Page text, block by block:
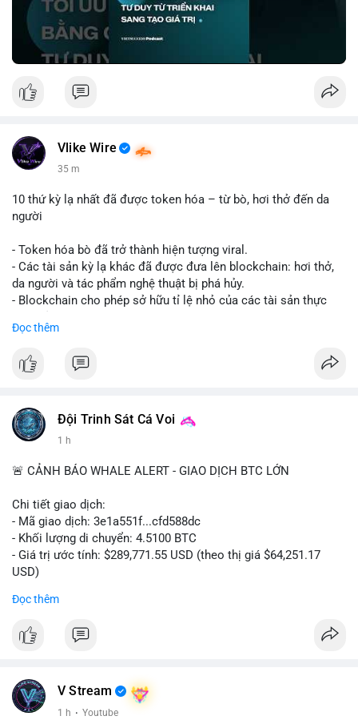
Nguồn: VIETSUCCESS
Vlike Wire
35 m
10 thứ kỳ lạ nhất đã được token hóa – từ bò, hơi thở đến da
người
- Token hóa bò đã trở thành hiện tượng viral.
- Các tài sản kỳ lạ khác đã được đưa lên blockchain: hơi thở,
da người và tác phẩm nghệ thuật bị phá hủy.
- Blockchain cho phép sở hữu tỉ lệ nhỏ của các tài sản thực
- Câu hỏi về pháp lý, đạo đức và bảo mật đang được đặt ra.
bất thường.
$btc $eth
#vlikevn #titanbot
📰 Nguồn: Cointelegraph
Đọc thêm
Đội Trinh Sát Cá Voi
1 h
🚨 CẢNH BÁO WHALE ALERT - GIAO DỊCH BTC LỚN
Chi tiết giao dịch:
- Mã giao dịch: 3e1a551f...cfd588dc
- Khối lượng di chuyển: 4.5100 BTC
- Giá trị ước tính: $289,771.55 USD (theo thị giá $64,251.17
USD)
Giao dịch 4.51 BTC trị giá gần 290 nghìn USD được phát hiện
đang tái cơ cấu danh mục, không phải áp lực bán khẩn cấp.
Nếu dòng tiền hướng về ví lạnh hoặc ví tích lũy, khả năng cao
Đọc thêm
V Stream
1 h · Youtube